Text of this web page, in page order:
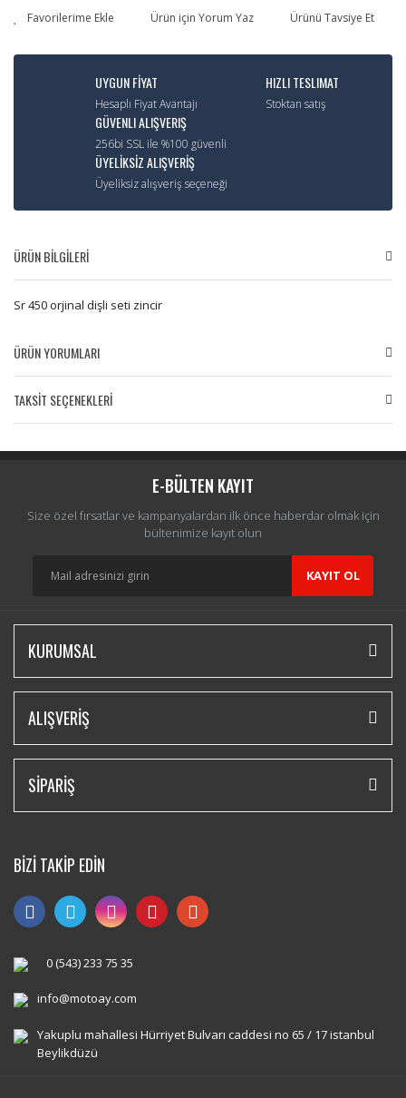
Ürün için Yorum Yaz Ürünü Tavsiye Et
UYGUN FİYAT
Hesaplı Fiyat Avantajı
HIZLI TESLIMAT
Stoktan satış
GÜVENLI ALIŞVERIŞ
256bi SSL ile %100 güvenli
ÜYELİKSİZ ALIŞVERİŞ
Üyeliksiz alışveriş seçeneği
ÜRÜN BİLGİLERİ
Sr 450 orjinal dişli seti zincir
ÜRÜN YORUMLARI
Yorum Yaz
TAKSİT SEÇENEKLERİ
E-BÜLTEN KAYIT
Size özel fırsatlar ve kampanyalardan ilk önce haberdar olmak için
bültenimize kayıt olun
KAYIT OL
KURUMSAL
ALIŞVERİŞ
SİPARİŞ
BİZİ TAKİP EDİN
0 (543) 233 75 35
info@motoay.com
Yakuplu mahallesi Hürriyet Bulvarı caddesi no 65 / 17 istanbul
Beylikdüzü